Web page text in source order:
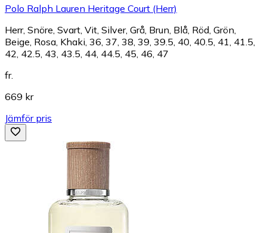
Polo Ralph Lauren Heritage Court (Herr)
Herr, Snöre, Svart, Vit, Silver, Grå, Brun, Blå, Röd, Grön,
Beige, Rosa, Khaki, 36, 37, 38, 39, 39.5, 40, 40.5, 41, 41.5,
42, 42.5, 43, 43.5, 44, 44.5, 45, 46, 47
fr.
669 kr
Jämför pris